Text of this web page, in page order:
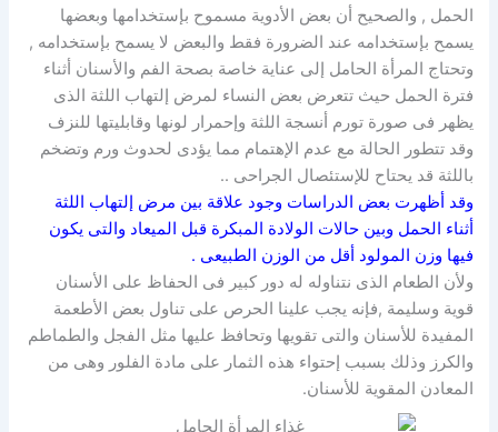
الحمل , والصحيح أن بعض الأدوية مسموح بإستخدامها وبعضها
يسمح بإستخدامه عند الضرورة فقط والبعض لا يسمح بإستخدامه ,
وتحتاج المرأة الحامل إلى عناية خاصة بصحة الفم والأسنان أثناء
فترة الحمل حيث تتعرض بعض النساء لمرض إلتهاب اللثة الذى
يظهر فى صورة تورم أنسجة اللثة وإحمرار لونها وقابليتها للنزف
وقد تتطور الحالة مع عدم الإهتمام مما يؤدى لحدوث ورم وتضخم
باللثة قد يحتاح للإستئصال الجراحى ..
وقد أظهرت بعض الدراسات وجود علاقة بين مرض إلتهاب اللثة
أثناء الحمل وبين حالات الولادة المبكرة قبل الميعاد والتى يكون
فيها وزن المولود أقل من الوزن الطبيعى .
ولأن الطعام الذى نتناوله له دور كبير فى الحفاظ على الأسنان
قوية وسليمة ,فإنه يجب علينا الحرص على تناول بعض الأطعمة
المفيدة للأسنان والتى تقويها وتحافظ عليها مثل الفجل والطماطم
والكرز وذلك بسبب إحتواء هذه الثمار على مادة الفلور وهى من
المعادن المقوية للأسنان.